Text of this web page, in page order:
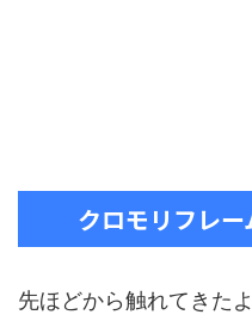
クロモリフレ
先ほどから触れてきた